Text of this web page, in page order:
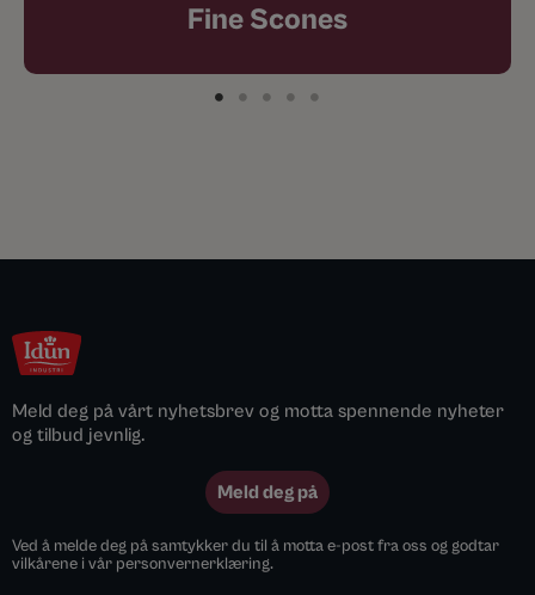
Fine Scones
Meld deg på vårt nyhetsbrev og motta spennende nyheter
og tilbud jevnlig.
Meld deg på
Ved å melde deg på samtykker du til å motta e-post fra oss og godtar
vilkårene i vår personvernerklæring.